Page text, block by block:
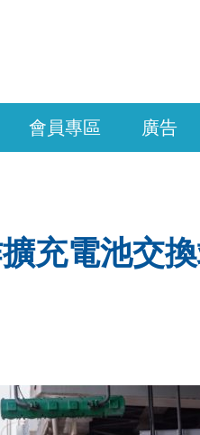
會員專區 廣告
充電池交